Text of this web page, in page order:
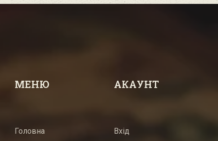
МЕНЮ
Головна
АКАУНТ
Вхід